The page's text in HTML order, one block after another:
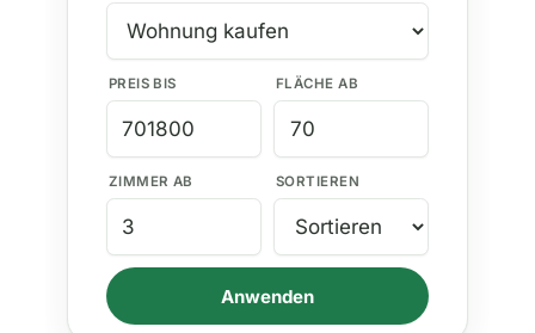
PREIS BIS FLÄCHE AB
ZIMMER AB SORTIEREN
Anwenden